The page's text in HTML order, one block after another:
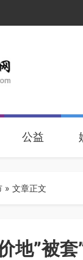
公益
» 文章正文
地”被